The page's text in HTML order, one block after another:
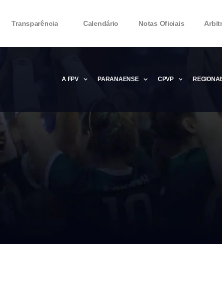
Transparência Calendário Notas Oficiais
A FPV
Microsoft Office 2016 Product Key
PARANAENSE CPVP